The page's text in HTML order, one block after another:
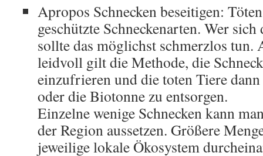
Apropos Schnecken beseitigen:
geschützte Schneckenarten. Wer
sollte das möglichst schmerzlos tun.
leidvoll gilt die Methode, die
einzufrieren und die toten Tiere
oder die Biotonne zu entsorgen.
Einzelne wenige Schnecken kann
der Region aussetzen. Größere
jeweilige lokale Ökosystem